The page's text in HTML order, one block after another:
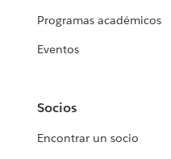
Programas académicos
Eventos
Socios
Encontrar un socio